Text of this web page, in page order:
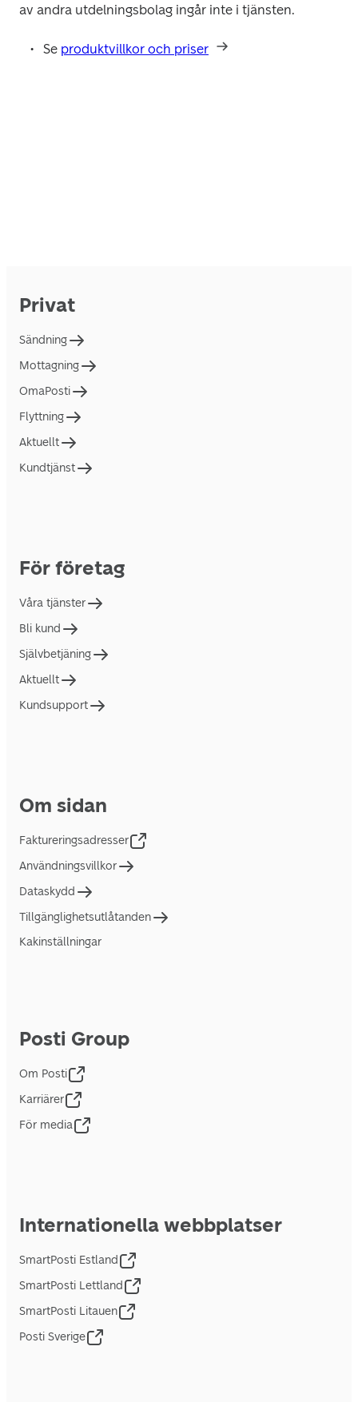
av andra utdelningsbolag ingår inte i tjänsten.
Se produktvillkor och priser
Privat
Sändning
Mottagning
OmaPosti
Flyttning
Aktuellt
Kundtjänst
För företag
Våra tjänster
Bli kund
Självbetjäning
Aktuellt
Kundsupport
Om sidan
Faktureringsadresser
Användningsvillkor
Dataskydd
Tillgänglighetsutlåtanden
Kakinställningar
Posti Group
Om Posti
Karriärer
För media
Internationella webbplatser
SmartPosti Estland
SmartPosti Lettland
SmartPosti Litauen
Posti Sverige